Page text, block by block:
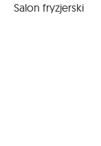
Salon fryzjerski